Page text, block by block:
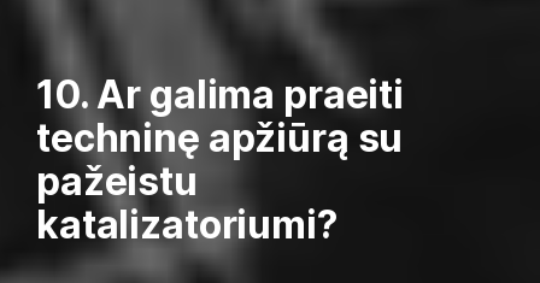
10. Ar galima praeiti
techninę apžiūrą su
pažeistu
katalizatoriumi?